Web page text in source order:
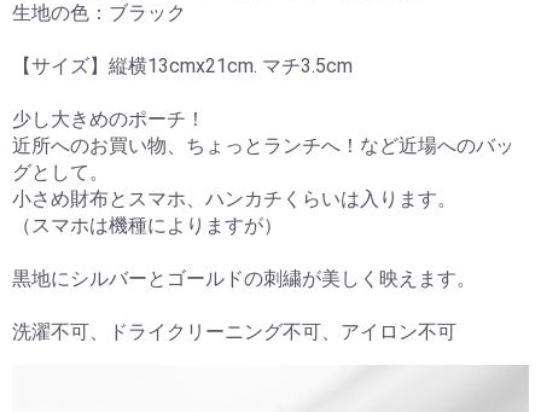
生地の色：ブラック
【サイズ】縦横13cmx21cm. マチ3.5cm
少し大きめのポーチ！
近所へのお買い物、ちょっとランチへ！など近場へのバッ
グとして。
小さめ財布とスマホ、ハンカチくらいは入ります。
（スマホは機種によりますが）
黒地にシルバーとゴールドの刺繍が美しく映えます。
洗濯不可、ドライクリーニング不可、アイロン不可